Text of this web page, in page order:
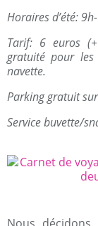
Horaires d’été:
Tarif: 6 euros
gratuité pour
navette.
Parking gratuit
Service buvette/